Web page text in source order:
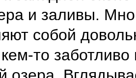
и заливы.
собой
то